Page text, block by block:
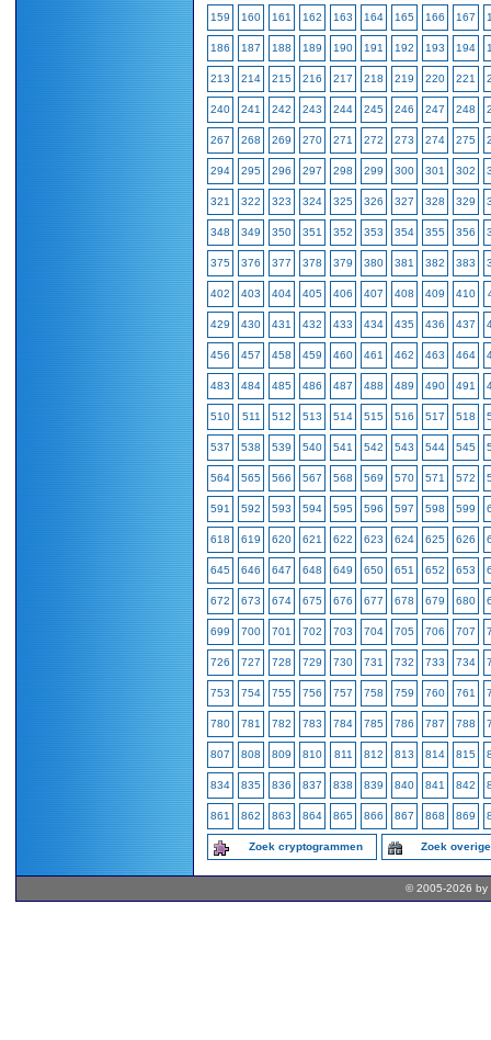
159 160 161 162 163 164 165 166 167
186 187 188 189 190 191 192 193 194
213 214 215 216 217 218 219 220 221
240 241 242 243 244 245 246 247 248
267 268 269 270 271 272 273 274 275
294 295 296 297 298 299 300 301 302
321 322 323 324 325 326 327 328 329
348 349 350 351 352 353 354 355 356
375 376 377 378 379 380 381 382 383
402 403 404 405 406 407 408 409 410
429 430 431 432 433 434 435 436 437
456 457 458 459 460 461 462 463 464
483 484 485 486 487 488 489 490 491
510 511 512 513 514 515 516 517 518
537 538 539 540 541 542 543 544 545
564 565 566 567 568 569 570 571 572
591 592 593 594 595 596 597 598 599
618 619 620 621 622 623 624 625 626
645 646 647 648 649 650 651 652 653
672 673 674 675 676 677 678 679 680
699 700 701 702 703 704 705 706 707
726 727 728 729 730 731 732 733 734
753 754 755 756 757 758 759 760 761
780 781 782 783 784 785 786 787 788
807 808 809 810 811 812 813 814 815
834 835 836 837 838 839 840 841 842
861 862 863 864 865 866 867 868 869
Zoek cryptogrammen Zoek
© 2005-2026 by